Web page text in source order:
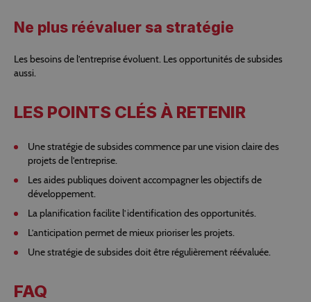
Ne plus réévaluer sa stratégie
Les besoins de l’entreprise évoluent. Les opportunités de subsides
aussi.
LES POINTS CLÉS À RETENIR
Une stratégie de subsides commence par une vision claire des
projets de l’entreprise.
Les aides publiques doivent accompagner les objectifs de
développement.
La planification facilite l’identification des opportunités.
L’anticipation permet de mieux prioriser les projets.
Une stratégie de subsides doit être régulièrement réévaluée.
FAQ